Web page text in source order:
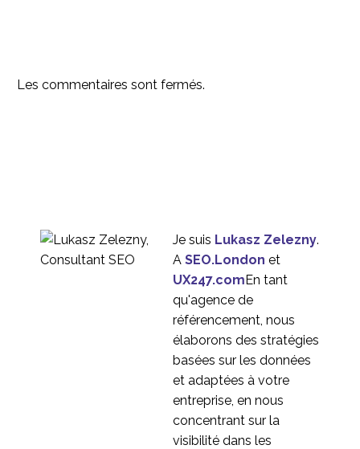
d'entreprise à entreprise
Test de convivialité de
l'intranet
1
Quel est le coût de
l'absence de tests
0
Comment utiliser
correctement les
plateformes de
recherche en ligne
0
Les commentaires sont fermés.
Je suis Lukasz Zelezny.
A SEO.London et
UX247.comEn tant
qu'agence de
référencement, nous
élaborons des stratégies
basées sur les données
et adaptées à votre
entreprise, en nous
concentrant sur la
visibilité dans les